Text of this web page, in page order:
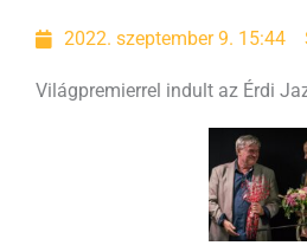
2022. szeptember 9. 15:44
Világpremierrel indult az Érdi